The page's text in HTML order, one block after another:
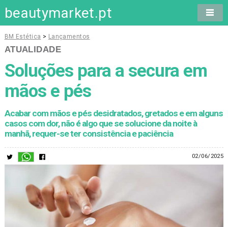
beautymarket.pt
BM Estética > Lançamentos
ATUALIDADE
Soluções para a secura em
mãos e pés
Acabar com mãos e pés desidratados, gretados e em alguns
casos com dor, não é algo que se solucione da noite à
manhã, requer-se ter consistência e paciência
02/06/2025